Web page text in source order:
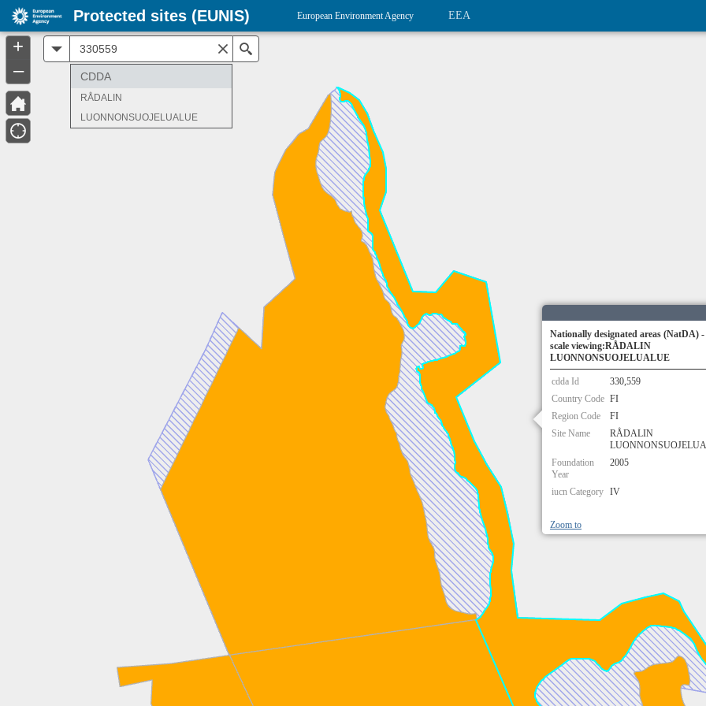
Nationally designated areas (NatDA)
scale viewing:RÅDALIN
LUONNONSUOJELUALUE
cdda Id
330,559
Country Code FI
Region Code
FI
Site Name
RÅDALIN
Foundation
Year
2005
iucn Category IV
Zoom to
+
–
CDDA
RÅDALIN
LUONNONSUOJELUALUE
Protected sites (EUNIS) European Environment Agency EEA